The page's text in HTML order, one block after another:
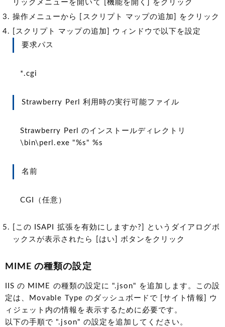
リックメニューを開いて [機能を開く] をクリック
操作メニューから [スクリプト マップの追加] をクリック
[スクリプト マップの追加] ウィンドウで以下を設定
要求パス
*.cgi
Strawberry Perl 利用時の実行可能ファイル
Strawberry Perl のインストールディレクトリ
\bin\perl.exe "%s" %s
名前
CGI（任意）
[この ISAPI 拡張を有効にしますか?] というダイアログボ
ックスが表示されたら [はい] ボタンをクリック
MIME の種類の設定
IIS の MIME の種類の設定に ".json" を追加します。この設
定は、Movable Type のダッシュボードで [サイト情報] ウ
ィジェット内の情報を表示するために必要です。
以下の手順で ".json" の設定を追加してください。